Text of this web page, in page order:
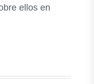
ellos en